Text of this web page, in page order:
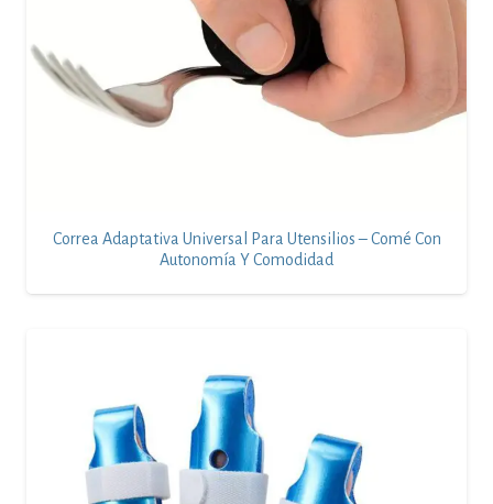
Correa Adaptativa Universal Para Utensilios – Comé Con
Autonomía Y Comodidad